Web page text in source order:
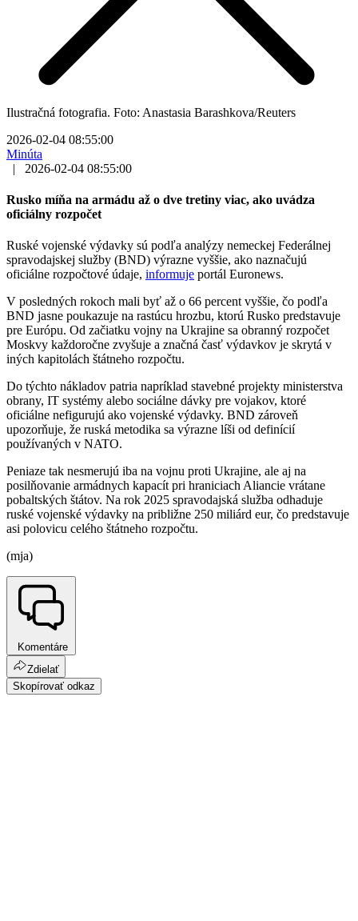
Ilustračná fotografia. Foto: Anastasia Barashkova/Reuters
2026-02-04 08:55:00
Minúta
|
2026-02-04 08:55:00
Rusko míňa na armádu až o dve tretiny viac, ako uvádza
oficiálny rozpočet
Ruské vojenské výdavky sú podľa analýzy nemeckej Federálnej
spravodajskej služby (BND) výrazne vyššie, ako naznačujú
oficiálne rozpočtové údaje, informuje portál Euronews.
V posledných rokoch mali byť až o 66 percent vyššie, čo podľa
BND jasne poukazuje na rastúcu hrozbu, ktorú Rusko predstavuje
pre Európu. Od začiatku vojny na Ukrajine sa obranný rozpočet
Moskvy každoročne zvyšuje a značná časť výdavkov je skrytá v
iných kapitolách štátneho rozpočtu.
Do týchto nákladov patria napríklad stavebné projekty ministerstva
obrany, IT systémy alebo sociálne dávky pre vojakov, ktoré
oficiálne nefigurujú ako vojenské výdavky. BND zároveň
upozorňuje, že ruská metodika sa výrazne líši od definícií
používaných v NATO.
Peniaze tak nesmerujú iba na vojnu proti Ukrajine, ale aj na
posilňovanie armádnych kapacít pri hraniciach Aliancie vrátane
pobaltských štátov. Na rok 2025 spravodajská služba odhaduje
ruské vojenské výdavky na približne 250 miliárd eur, čo predstavuje
asi polovicu celého štátneho rozpočtu.
(mja)
Komentáre
Zdielať
Skopírovať odkaz